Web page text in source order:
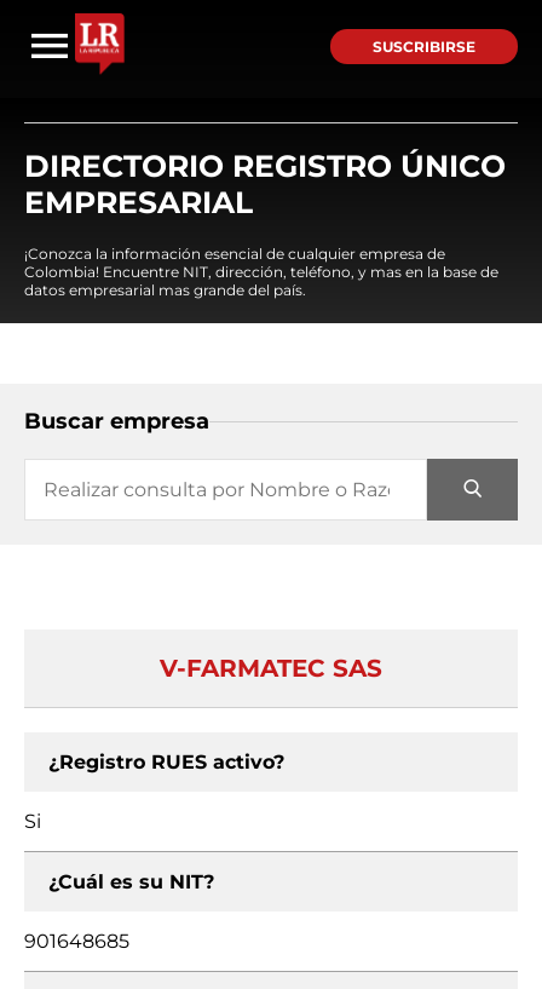
SUSCRIBIRSE
DIRECTORIO REGISTRO ÚNICO
EMPRESARIAL
¡Conozca la información esencial de cualquier empresa de
Colombia! Encuentre NIT, dirección, teléfono, y mas en la base de
datos empresarial mas grande del país.
Buscar empresa
V-FARMATEC SAS
¿Registro RUES activo?
Si
¿Cuál es su NIT?
901648685